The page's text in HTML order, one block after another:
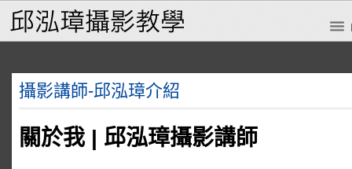
攝影講師-邱泓璋介紹
關於我 | 邱泓璋攝影講師